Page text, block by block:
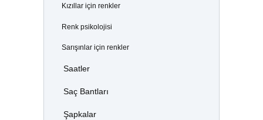
Kızıllar için renkler
Renk psikolojisi
Sarışınlar için renkler
Saatler
Saç Bantları
Şapkalar